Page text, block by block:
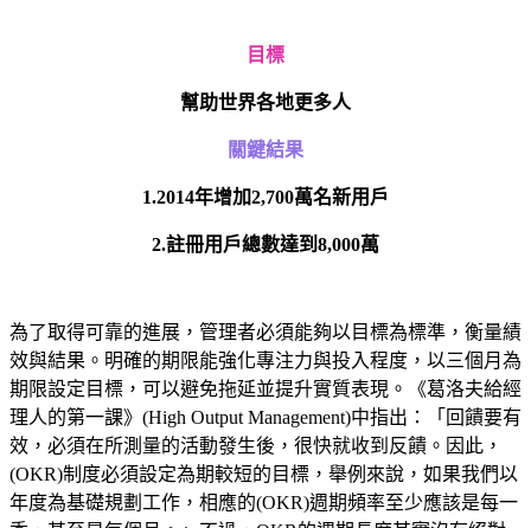
目標
幫助世界各地更多人
關鍵結果
1.2014年增加2,700萬名新用戶
2.註冊用戶總數達到8,000萬
為了取得可靠的進展，管理者必須能夠以目標為標準，衡量績
效與結果。明確的期限能強化專注力與投入程度，以三個月為
期限設定目標，可以避免拖延並提升實質表現。《葛洛夫給經
理人的第一課》(High Output Management)中指出：「回饋要有
效，必須在所測量的活動發生後，很快就收到反饋。因此，
(OKR)制度必須設定為期較短的目標，舉例來說，如果我們以
年度為基礎規劃工作，相應的(OKR)週期頻率至少應該是每一